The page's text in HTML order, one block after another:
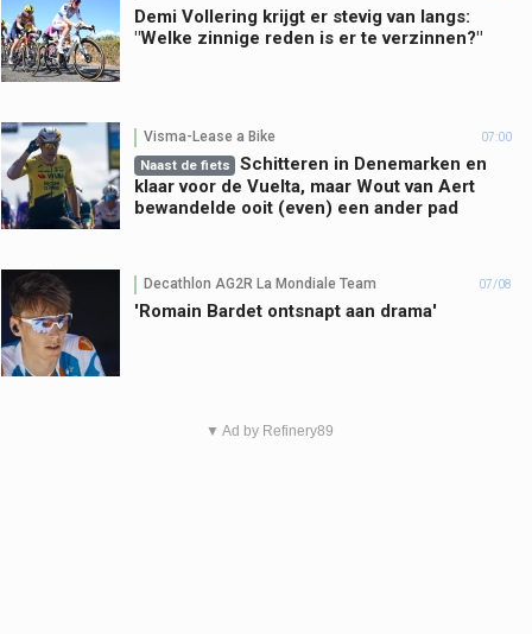
Demi Vollering krijgt er stevig van langs:
"Welke zinnige reden is er te verzinnen?"
Visma-Lease a Bike 07:00
Naast de fiets
Schitteren in Denemarken en
klaar voor de Vuelta, maar Wout van Aert
bewandelde ooit (even) een ander pad
Decathlon AG2R La Mondiale Team 07/08
'Romain Bardet ontsnapt aan drama'
▼ Ad by Refinery89